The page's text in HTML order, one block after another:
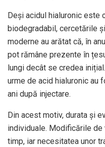
Deși acidul hialuronic este
biodegradabil, cercetările
moderne au arătat că, în
pot rămâne prezente în
lungi decât se credea
urme de acid hialuronic au
ani după injectare.
Din acest motiv, durata și
individuale. Modificările de
timp, iar necesitatea unor